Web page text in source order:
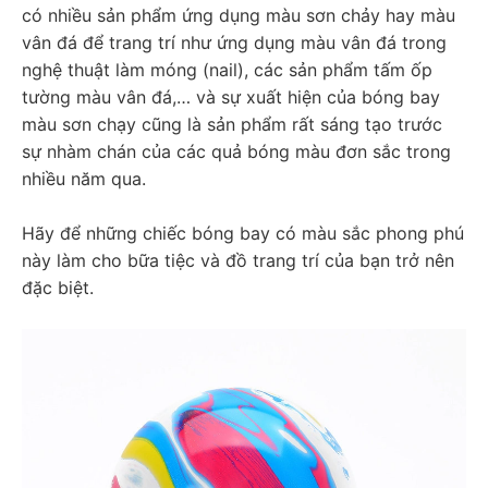
có nhiều sản phẩm ứng dụng màu sơn chảy hay màu
vân đá để trang trí như ứng dụng màu vân đá trong
nghệ thuật làm móng (nail), các sản phẩm tấm ốp
tường màu vân đá,… và sự xuất hiện của bóng bay
màu sơn chạy cũng là sản phẩm rất sáng tạo trước
sự nhàm chán của các quả bóng màu đơn sắc trong
nhiều năm qua.
Hãy để những chiếc bóng bay có màu sắc phong phú
này làm cho bữa tiệc và đồ trang trí của bạn trở nên
đặc biệt.